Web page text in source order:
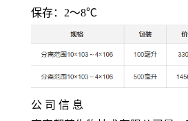
保存： 2～8℃
公 司 信 息